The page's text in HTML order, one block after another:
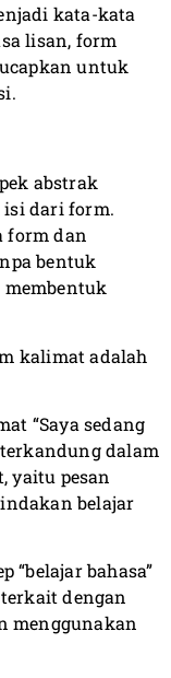
kata-kata
lisan, form
untuk
abstrak
isi dari form.
form dan
bentuk
kalimat adalah
“Saya sedang
dalam
yaitu pesan
belajar
“belajar bahasa”
dengan
menggunakan